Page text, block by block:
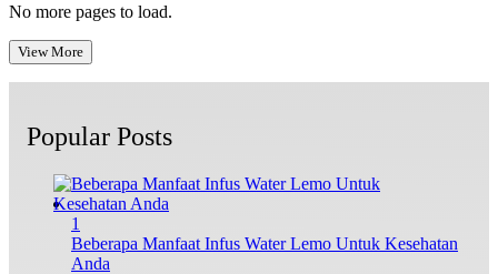
No more pages to load.
View More
Popular Posts
1
Beberapa Manfaat Infus Water Lemo Untuk Kesehatan
Anda